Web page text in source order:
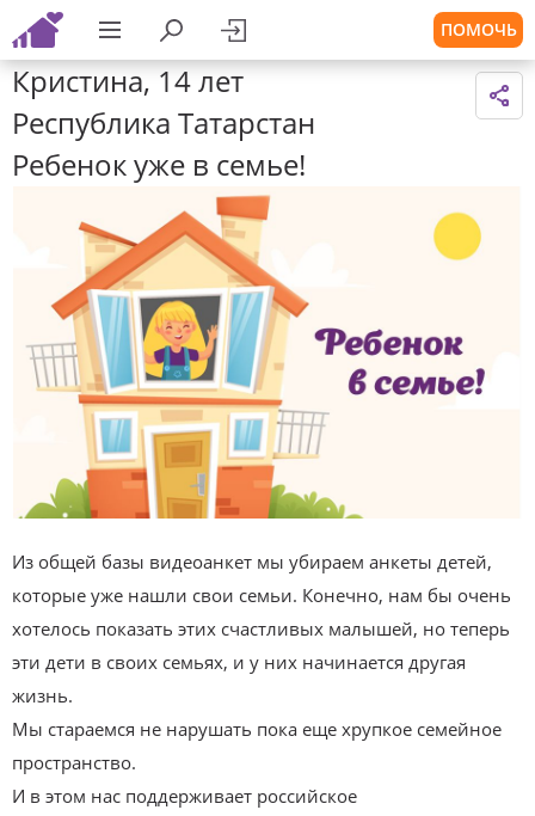
ПОМОЧЬ
Кристина, 14 лет
Республика Татарстан
Ребенок уже в семье!
Из общей базы видеоанкет мы убираем анкеты детей,
которые уже нашли свои семьи. Конечно, нам бы очень
хотелось показать этих счастливых малышей, но теперь
эти дети в своих семьях, и у них начинается другая
жизнь.
Мы стараемся не нарушать пока еще хрупкое семейное
пространство.
И в этом нас поддерживает российское